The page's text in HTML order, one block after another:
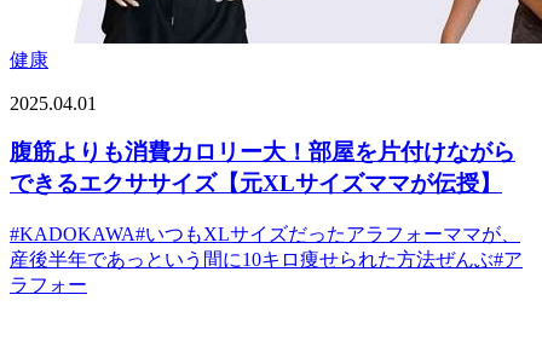
健康
2025.04.01
腹筋よりも消費カロリー大！部屋を片付けながら
できるエクササイズ【元XLサイズママが伝授】
#KADOKAWA#いつもXLサイズだったアラフォーママが、
産後半年であっという間に10キロ痩せられた方法ぜんぶ#ア
ラフォー